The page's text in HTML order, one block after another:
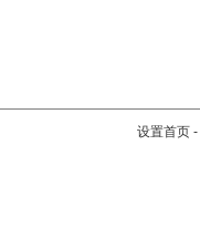
设置首页 -